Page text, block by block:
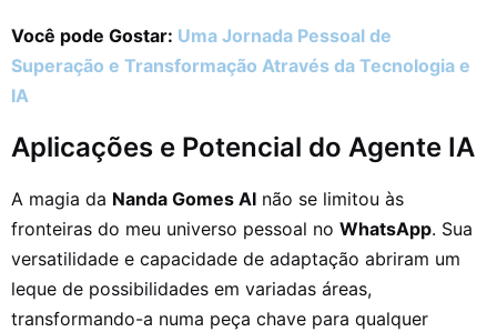
Você pode Gostar: Uma Jornada Pessoal de
Superação e Transformação Através da Tecnologia e
IA
Aplicações e Potencial do Agente IA
A magia da Nanda Gomes AI não se limitou às
fronteiras do meu universo pessoal no WhatsApp. Sua
versatilidade e capacidade de adaptação abriram um
leque de possibilidades em variadas áreas,
transformando-a numa peça chave para qualquer